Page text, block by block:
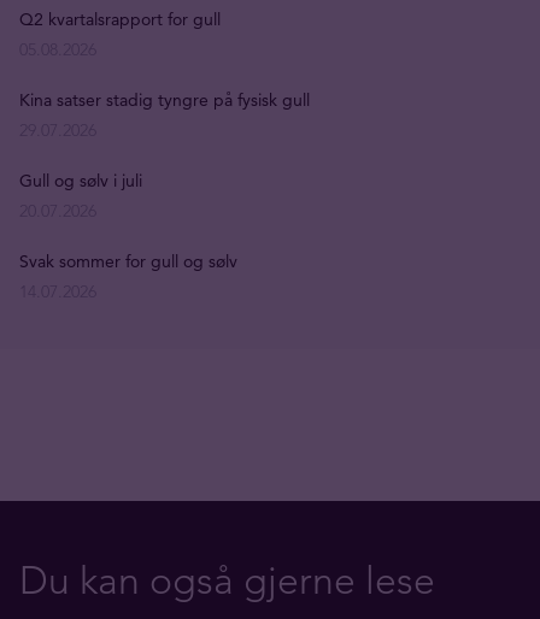
Q2 kvartalsrapport for gull
Kina satser stadig tyngre på fysisk gull
Gull og sølv i juli
Svak sommer for gull og sølv
Du kan også gjerne lese